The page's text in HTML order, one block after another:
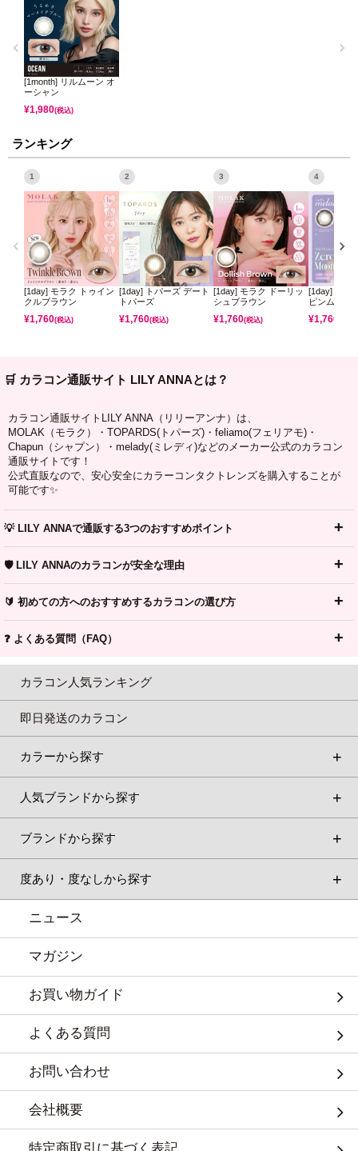
[1month] リルムーン オ
ーシャン
¥1,980(税込)
ランキング
1
[1day] モラク トゥイン
クルブラウン
¥1,760(税込)
2
[1day] トパーズ デート
トパーズ
¥1,760(税込)
3
[1day] モラク ドーリッ
シュブラウン
¥1,760(税込)
4
[1day] ミレ
ピンムーン
¥1,760
🛒 カラコン通販サイト LILY ANNAとは？
カラコン通販サイトLILY ANNA（リリーアンナ）は、
MOLAK（モラク）・TOPARDS(トパーズ)・feliamo(フェリアモ)・
Chapun（シャプン）・melady(ミレディ)などのメーカー公式のカラコン
通販サイトです！
公式直販なので、安心安全にカラーコンタクトレンズを購入することが
可能です✨
💡 LILY ANNAで通販する3つのおすすめポイント
🛡️ LILY ANNAのカラコンが安全な理由
🔰 初めての方へのおすすめするカラコンの選び方
❓ よくある質問（FAQ）
カラコン人気ランキング
即日発送のカラコン
カラーから探す
人気ブランドから探す
ブランドから探す
度あり・度なしから探す
ニュース
マガジン
お買い物ガイド
よくある質問
お問い合わせ
会社概要